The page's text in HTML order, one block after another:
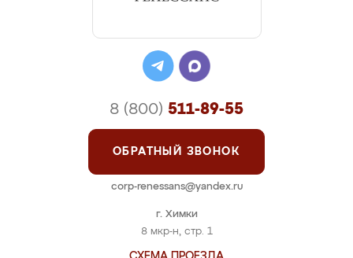
г. Химки
8 мкр-н, стр. 1
8 (800) 511-89-55
ОБРАТНЫЙ ЗВОНОК
corp-renessans@yandex.ru